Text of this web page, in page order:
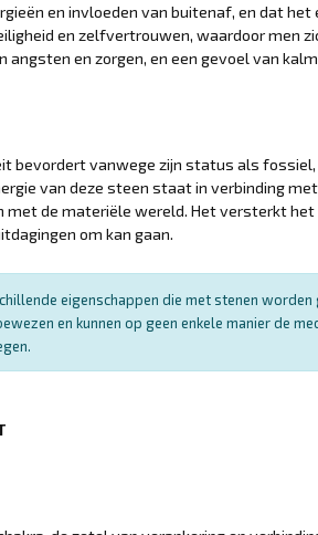
en invloeden van buitenaf, en dat het
en zelfvertrouwen, waardoor men
angsten en zorgen, en een gevoel van
bevordert vanwege zijn status als
van deze steen staat in verbinding
de materiële wereld. Het versterkt
om kan gaan.
eigenschappen die met stenen
en kunnen op geen enkele manier de